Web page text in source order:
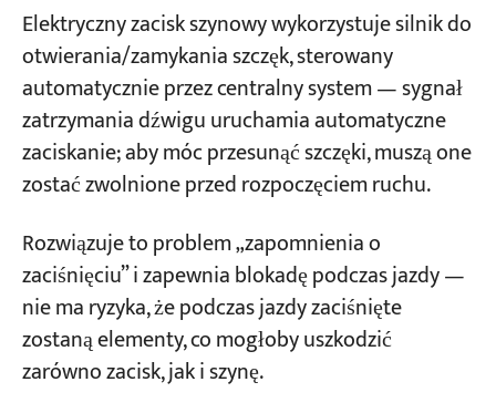
Elektryczny zacisk szynowy wykorzystuje silnik do
otwierania/zamykania szczęk, sterowany
automatycznie przez centralny system — sygnał
zatrzymania dźwigu uruchamia automatyczne
zaciskanie; aby móc przesunąć szczęki, muszą one
zostać zwolnione przed rozpoczęciem ruchu.
Rozwiązuje to problem „zapomnienia o
zaciśnięciu” i zapewnia blokadę podczas jazdy —
nie ma ryzyka, że podczas jazdy zaciśnięte
zostaną elementy, co mogłoby uszkodzić
zarówno zacisk, jak i szynę.